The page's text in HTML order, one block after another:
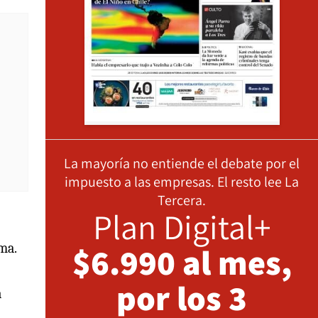
La mayoría no entiende el debate por el
impuesto a las empresas. El resto lee La
Tercera.
Plan Digital+
$6.990 al mes,
por los 3